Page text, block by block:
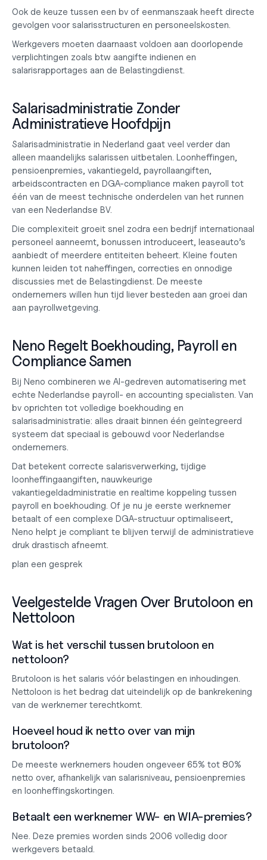
Ook de keuze tussen een bv of eenmanszaak heeft directe
gevolgen voor salarisstructuren en personeelskosten.
Werkgevers moeten daarnaast voldoen aan doorlopende
verplichtingen zoals btw aangifte indienen en
salarisrapportages aan de Belastingdienst.
Salarisadministratie Zonder
Administratieve Hoofdpijn
Salarisadministratie in Nederland gaat veel verder dan
alleen maandelijks salarissen uitbetalen. Loonheffingen,
pensioenpremies, vakantiegeld, payrollaangiften,
arbeidscontracten en DGA-compliance maken payroll tot
één van de meest technische onderdelen van het runnen
van een Nederlandse BV.
Die complexiteit groeit snel zodra een bedrijf internationaal
personeel aanneemt, bonussen introduceert, leaseauto’s
aanbiedt of meerdere entiteiten beheert. Kleine fouten
kunnen leiden tot naheffingen, correcties en onnodige
discussies met de Belastingdienst. De meeste
ondernemers willen hun tijd liever besteden aan groei dan
aan payrollwetgeving.
Neno Regelt Boekhouding, Payroll en
Compliance Samen
Bij Neno combineren we AI-gedreven automatisering met
echte Nederlandse payroll- en accounting specialisten. Van
bv oprichten tot volledige boekhouding en
salarisadministratie: alles draait binnen één geïntegreerd
systeem dat speciaal is gebouwd voor Nederlandse
ondernemers.
Dat betekent correcte salarisverwerking, tijdige
loonheffingaangiften, nauwkeurige
vakantiegeldadministratie en realtime koppeling tussen
payroll en boekhouding. Of je nu je eerste werknemer
betaalt of een complexe DGA-structuur optimaliseert,
Neno helpt je compliant te blijven terwijl de administratieve
druk drastisch afneemt.
plan een gesprek
Veelgestelde Vragen Over Brutoloon en
Nettoloon
Wat is het verschil tussen brutoloon en
nettoloon?
Brutoloon is het salaris vóór belastingen en inhoudingen.
Nettoloon is het bedrag dat uiteindelijk op de bankrekening
van de werknemer terechtkomt.
Hoeveel houd ik netto over van mijn
brutoloon?
De meeste werknemers houden ongeveer 65% tot 80%
netto over, afhankelijk van salarisniveau, pensioenpremies
en loonheffingskortingen.
Betaalt een werknemer WW- en WIA-premies?
Nee. Deze premies worden sinds 2006 volledig door
werkgevers betaald.